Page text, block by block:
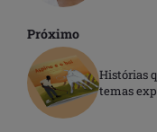
Próximo
Histórias
temas